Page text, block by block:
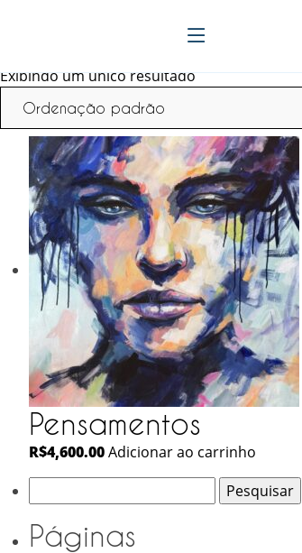
Exibindo um único resultado
Pensamentos
R$4,600.00Adicionar ao carrinho
por:
Páginas